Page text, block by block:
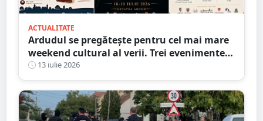
ACTUALITATE
Ardudul se pregătește pentru cel mai mare
weekend cultural al verii. Trei evenimente
majore vor transforma orașul într-o
capitală a istoriei vii
13 iulie 2026